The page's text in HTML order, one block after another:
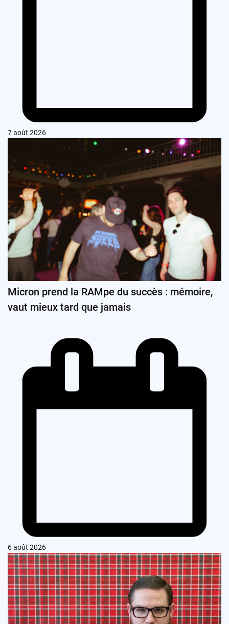
7 août 2026
Micron prend la RAMpe du succès : mémoire,
vaut mieux tard que jamais
6 août 2026